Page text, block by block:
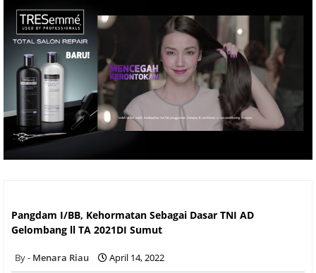
Pangdam I/BB, Kehormatan Sebagai Dasar TNI AD
Gelombang ll TA 2021DI Sumut
Menara Riau April 14, 2022